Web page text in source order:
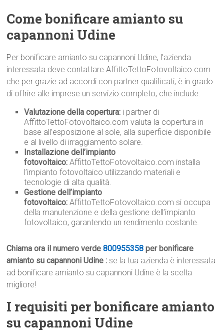
Come bonificare amianto su
capannoni Udine
Per bonificare amianto su capannoni Udine, l’azienda
interessata deve contattare AffittoTettoFotovoltaico.com
che per grazie ad accordi con partner qualificati, è in grado
di offrire alle imprese un servizio completo, che include:
Valutazione della copertura: i partner di
AffittoTettoFotovoltaico.com valuta la copertura in
base all’esposizione al sole, alla superficie disponibile
e al livello di irraggiamento solare.
Installazione dell’impianto
fotovoltaico: AffittoTettoFotovoltaico.com installa
l’impianto fotovoltaico utilizzando materiali e
tecnologie di alta qualità.
Gestione dell’impianto
fotovoltaico: AffittoTettoFotovoltaico.com si occupa
della manutenzione e della gestione dell’impianto
fotovoltaico, garantendo un rendimento costante.
Chiama ora il numero verde800955358 per bonificare
amianto su capannoni Udine : se la tua azienda è interessata
ad bonificare amianto su capannoni Udine è la scelta
migliore!
I requisiti per bonificare amianto
su capannoni Udine